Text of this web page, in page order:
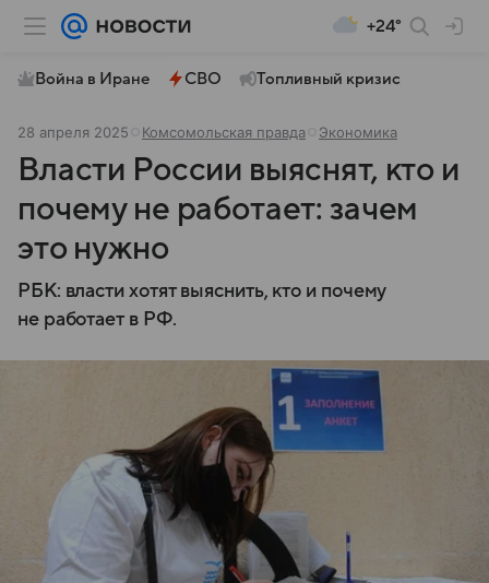
+24°
Война в Иране СВО Топливный кризис
28 апреля 2025 Комсомольская правда Экономика
Власти России выяснят, кто и
почему не работает: зачем
это нужно
РБК: власти хотят выяснить, кто и почему
не работает в РФ.